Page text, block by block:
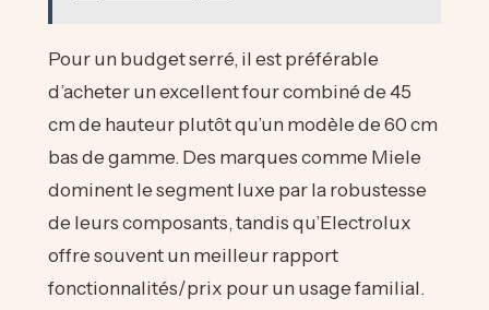
Pour un budget serré, il est préférable
d’acheter un excellent four combiné de 45
cm de hauteur plutôt qu’un modèle de 60 cm
bas de gamme. Des marques comme Miele
dominent le segment luxe par la robustesse
de leurs composants, tandis qu’Electrolux
offre souvent un meilleur rapport
fonctionnalités/prix pour un usage familial.